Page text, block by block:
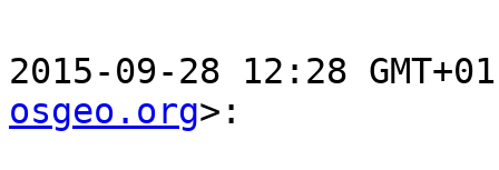
2015-09-28 12:28
osgeo.org>: